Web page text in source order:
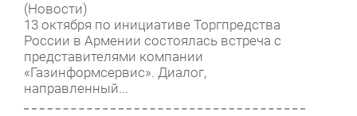
(Новости)
13 октября по инициативе Торгпредства
России в Армении состоялась встреча с
представителями компании
«Газинформсервис». Диалог,
направленный...